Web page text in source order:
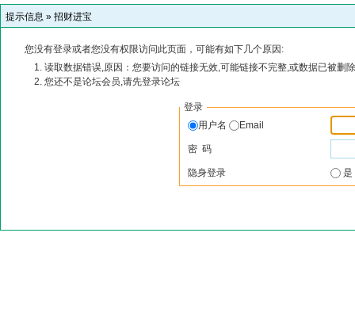
提示信息 » 招财进宝
您没有登录或者您没有权限访问此页面，可能有如下几个原因:
读取数据错误,原因：您要访问的链接无效,可能链接不完整,或数据已被删
您还不是论坛会员,请先登录论坛
登录
用户名
Email
密 码
隐身登录